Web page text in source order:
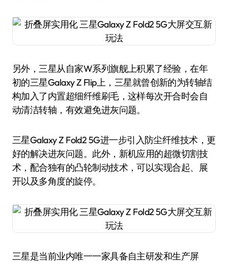
另外，三星从自家W系列旗舰上积累了经验，在年
初的三星Galaxy Z Flip上，三星就曾创新的为转轴结
构加入了内置超细纤维刷毛，这样每次开合时会自
动清洁转轴，有效避免进灰问题。
三星Galaxy Z Fold2 5G进一步引入防尘纤维技术，更
好的解决进灰问题。此外，新机应用的超微切割技
术，配合独有的凸轮制动技术，可以实现合起、展
开以及多角度的旋停。
三星是当前业内唯一一家具备自主研发和生产屏